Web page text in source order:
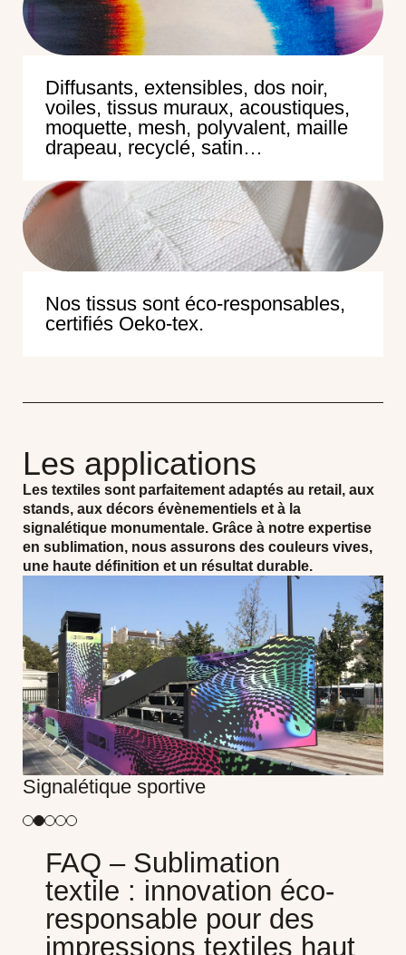
Diffusants, extensibles, dos noir,
voiles, tissus muraux, acoustiques,
moquette, mesh, polyvalent, maille
drapeau, recyclé, satin…
Nos tissus sont éco-responsables,
certifiés Oeko-tex.
Les applications
Les textiles sont parfaitement adaptés au retail, aux
stands, aux décors évènementiels et à la
signalétique monumentale. Grâce à notre expertise
en sublimation, nous assurons des couleurs vives,
une haute définition et un résultat durable.
Signalétique sportive
FAQ – Sublimation
textile : innovation éco-
responsable pour des
impressions textiles haut